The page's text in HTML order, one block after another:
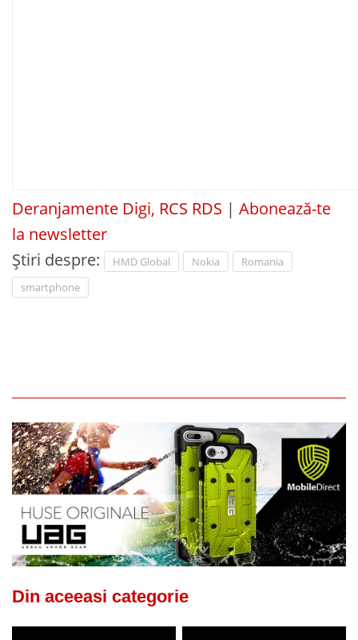
Deranjamente Digi, RCS RDS | Abonează-te
la newsletter
Știri despre:
HMD Global Nokia
Romania
smartphone
Din aceeasi categorie